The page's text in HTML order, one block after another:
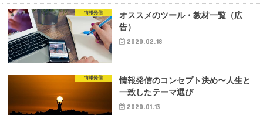
情報発信
オススメのツール・教材一覧（広
告）
2020.02.18
情報発信
情報発信のコンセプト決め〜人生と
一致したテーマ選び
2020.01.13